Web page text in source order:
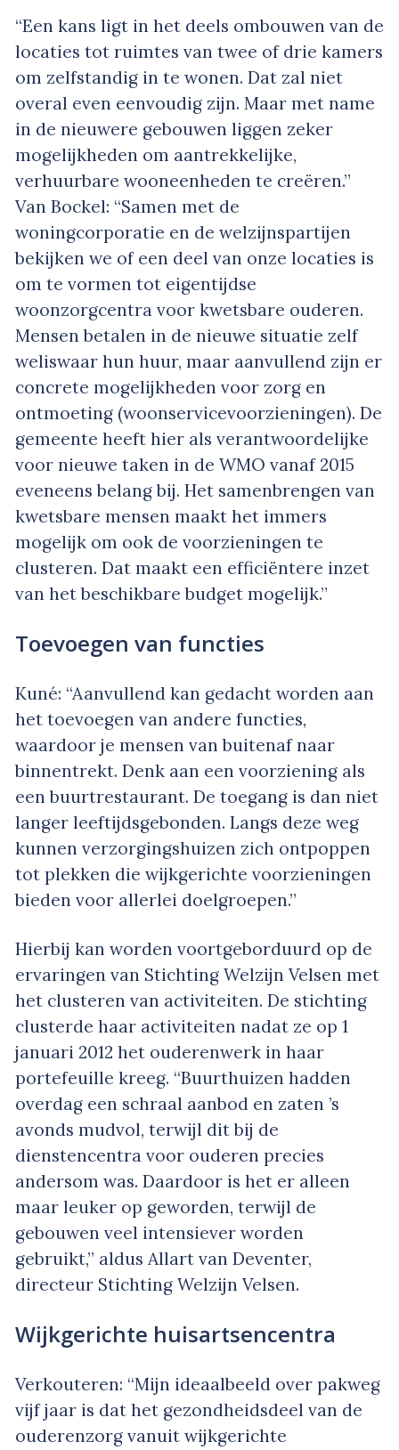
“Een kans ligt in het deels ombouwen van de
locaties tot ruimtes van twee of drie kamers
om zelfstandig in te wonen. Dat zal niet
overal even eenvoudig zijn. Maar met name
in de nieuwere gebouwen liggen zeker
mogelijkheden om aantrekkelijke,
verhuurbare wooneenheden te creëren.”
Van Bockel: “Samen met de
woningcorporatie en de welzijnspartijen
bekijken we of een deel van onze locaties is
om te vormen tot eigentijdse
woonzorgcentra voor kwetsbare ouderen.
Mensen betalen in de nieuwe situatie zelf
weliswaar hun huur, maar aanvullend zijn er
concrete mogelijkheden voor zorg en
ontmoeting (woonservicevoorzieningen). De
gemeente heeft hier als verantwoordelijke
voor nieuwe taken in de WMO vanaf 2015
eveneens belang bij. Het samenbrengen van
kwetsbare mensen maakt het immers
mogelijk om ook de voorzieningen te
clusteren. Dat maakt een efficiëntere inzet
van het beschikbare budget mogelijk.”
Toevoegen van functies
Kuné: “Aanvullend kan gedacht worden aan
het toevoegen van andere functies,
waardoor je mensen van buitenaf naar
binnentrekt. Denk aan een voorziening als
een buurtrestaurant. De toegang is dan niet
langer leeftijdsgebonden. Langs deze weg
kunnen verzorgingshuizen zich ontpoppen
tot plekken die wijkgerichte voorzieningen
bieden voor allerlei doelgroepen.”
Hierbij kan worden voortgeborduurd op de
ervaringen van Stichting Welzijn Velsen met
het clusteren van activiteiten. De stichting
clusterde haar activiteiten nadat ze op 1
januari 2012 het ouderenwerk in haar
portefeuille kreeg. “Buurthuizen hadden
overdag een schraal aanbod en zaten ’s
avonds mudvol, terwijl dit bij de
dienstencentra voor ouderen precies
andersom was. Daardoor is het er alleen
maar leuker op geworden, terwijl de
gebouwen veel intensiever worden
gebruikt,” aldus Allart van Deventer,
directeur Stichting Welzijn Velsen.
Wijkgerichte huisartsencentra
Verkouteren: “Mijn ideaalbeeld over pakweg
vijf jaar is dat het gezondheidsdeel van de
ouderenzorg vanuit wijkgerichte